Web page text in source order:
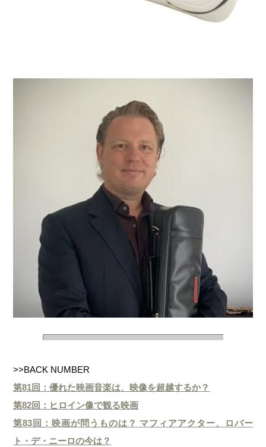
>>BACK NUMBER
第81回：優れた映画音楽は、映像を超越するか？
第82回：ヒロイン像で観る映画
第83回：映画が問うものは？ マフィアアクター、ロバー
ト・デ・ニーロの今は？